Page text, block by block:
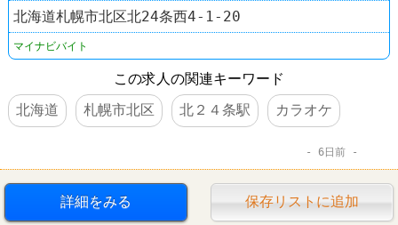
北海道札幌市北区北24条西4-1-20
マイナビバイト
この求人の関連キーワード
北海道
札幌市北区 北２４条駅 カラオケ
6日前
詳細をみる 保存リストに追加